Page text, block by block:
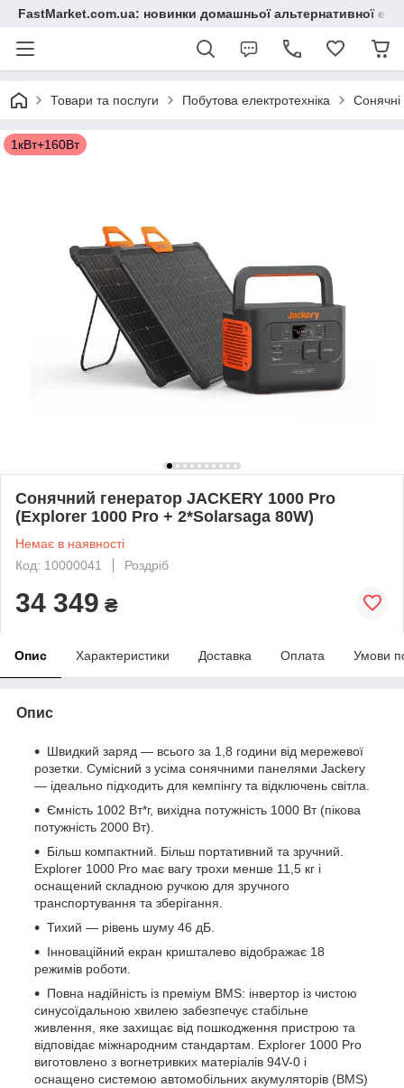
FastMarket.com.ua: новинки домашньої альтернативної
Товари та послуги Побутова електротехніка Сонячні
1кВт+160Вт
Сонячний генератор JACKERY 1000 Pro
(Explorer 1000 Pro + 2*Solarsaga 80W)
Немає в наявності
Код: 10000041
Роздріб
34 349 ₴
Опис Характеристики Доставка Оплата Умови
Опис
Швидкий заряд — всього за 1,8 години від мережевої
розетки. Сумісний з усіма сонячними панелями Jackery
— ідеально підходить для кемпінгу та відключень світла.
Ємність 1002 Вт*г, вихідна потужність 1000 Вт (пікова
потужність 2000 Вт).
Більш компактний. Більш портативний та зручний.
Explorer 1000 Pro має вагу трохи менше 11,5 кг і
оснащений складною ручкою для зручного
транспортування та зберігання.
Тихий — рівень шуму 46 дБ.
Інноваційний екран кришталево відображає 18
режимів роботи.
Повна надійність із преміум BMS: інвертор із чистою
синусоїдальною хвилею забезпечує стабільне
живлення, яке захищає від пошкодження пристрою та
відповідає міжнародним стандартам. Explorer 1000 Pro
виготовлено з вогнетривких матеріалів 94V-0 і
оснащено системою автомобільних акумуляторів (BMS)